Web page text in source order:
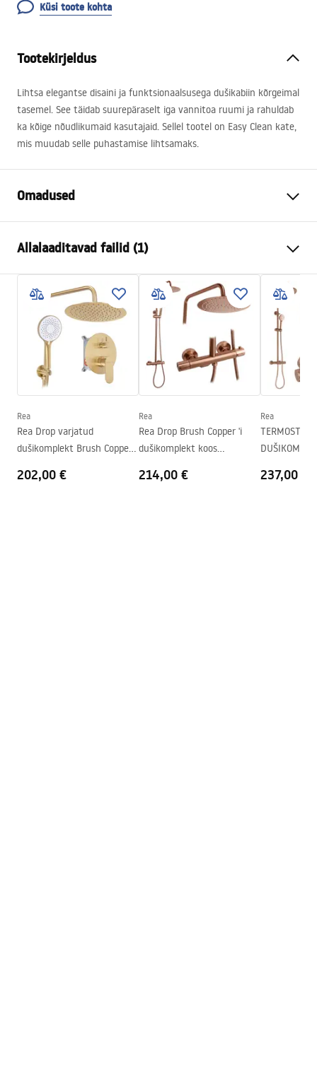
Küsi toote kohta
Tootekirjeldus
Lihtsa elegantse disaini ja funktsionaalsusega dušikabiin kõrgeimal
tasemel. See täidab suurepäraselt iga vannitoa ruumi ja rahuldab
ka kõige nõudlikumaid kasutajaid. Sellel tootel on Easy Clean kate,
mis muudab selle puhastamise lihtsamaks.
Omadused
Värv
Kabiini tüüp
Nurgas
Klaasi värvus
Transparent 6mm
Avamismeetod
Libistades
Paigaldamine
Dušialusel või põrandal
Kõrgus (mm)
2005mm
Dušikabiini suund
Garantii
Easy Clean kate
Jah, klaasi ühel poolel
Allalaaditavad failid (1)
Manual
Instrukcja Kabiny Montana.pdf
Rea
Rea Drop varjatud
dušikomplekt Brush Copper
202,00 €
Rea
Rea Drop Brush Copper 'i
dušikomplekt koos
214,00 €
Rea
237,00 €